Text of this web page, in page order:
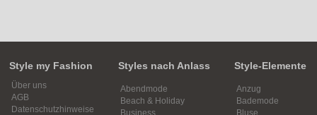
Style my Fashion
Über uns
AGB
Datenschutzhinweise
Styles nach Anlass
Abendmode
Beach & Holiday
Business
Style-Elemente
Anzug
Bademode
Bluse